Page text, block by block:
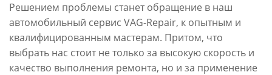
Решением проблемы станет обращение в наш
автомобильный сервис VAG-Repair, к опытным и
квалифицированным мастерам. Притом, что
выбрать нас стоит не только за высокую скорость и
качество выполнения ремонта, но и за применение